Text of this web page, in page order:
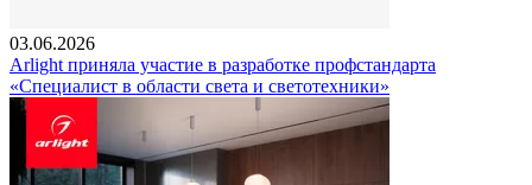
03.06.2026
Arlight приняла участие в разработке профстандарта
«Специалист в области света и светотехники»